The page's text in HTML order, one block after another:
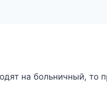
на больничный, то